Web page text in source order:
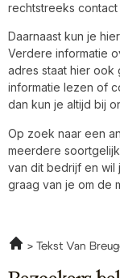
rechtstreeks
Daarnaast kun je
Verdere informatie
adres staat hier ook
informatie lezen of
dan kun je altijd bij
Op zoek naar een
meerdere
van dit bedrijf en wil
graag van je om de
Tekst Van